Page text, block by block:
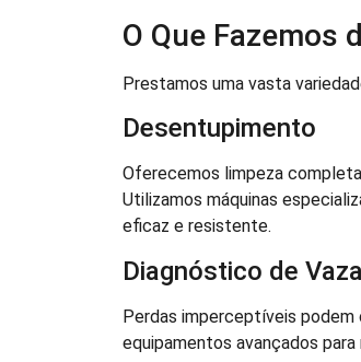
O Que Fazemos
Prestamos uma vasta
Desentupimento
Oferecemos limpeza
Utilizamos máquinas
eficaz e resistente.
Diagnóstico de
Perdas imperceptíveis podem
equipamentos avançados